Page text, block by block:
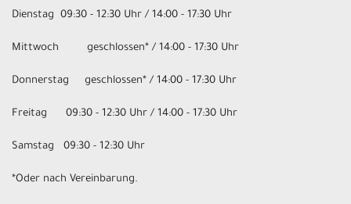
Dienstag 09:30 - 12:30 Uhr / 14:00 - 17:30 Uhr
Mittwoch geschlossen* / 14:00 - 17:30 Uhr
Donnerstag geschlossen* / 14:00 - 17:30 Uhr
Freitag 09:30 - 12:30 Uhr / 14:00 - 17:30 Uhr
Samstag 09:30 - 12:30 Uhr
*Oder nach Vereinbarung.